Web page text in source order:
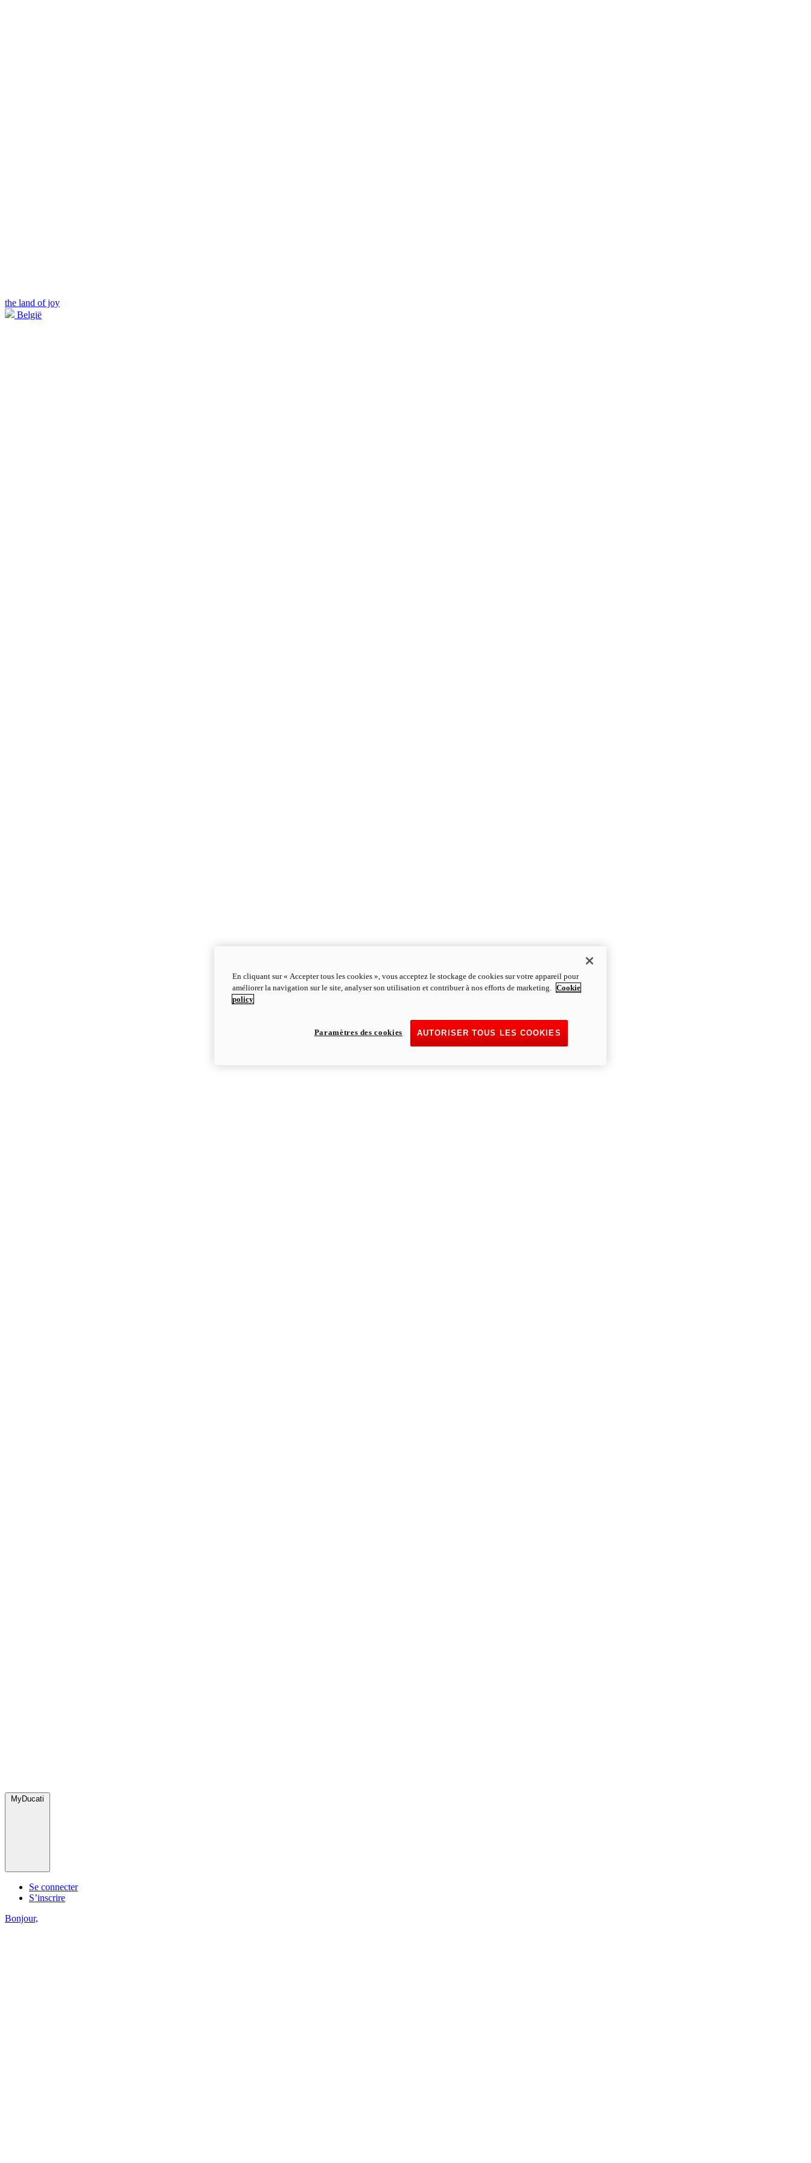
the land of joy
België
MyDucati
Se connecter
S’inscrire
Bonjour,
En cliquant sur « Accepter tous les cookies », vous acceptez le stockage de cookies sur votre appareil pour
améliorer la navigation sur le site, analyser son utilisation et contribuer à nos efforts de marketing. Cookie
policy
AUTORISER TOUS LES COOKIES
Paramètres des cookies